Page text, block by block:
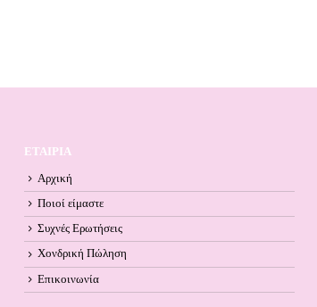
ΕΤΑΙΡΙΑ
Αρχική
Ποιοί είμαστε
Συχνές Ερωτήσεις
Χονδρική Πώληση
Επικοινωνία